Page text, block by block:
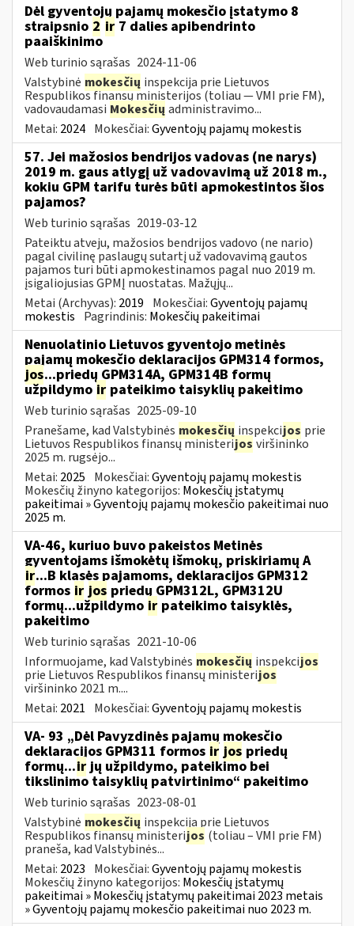
Dėl gyventojų pajamų mokesčio įstatymo 8
straipsnio 2 ir 7 dalies apibendrinto
paaiškinimo
Web turinio sąrašas 2024-11-06
Valstybinė mokesčių inspekcija prie Lietuvos
Respublikos finansų ministerijos (toliau — VMI prie FM),
vadovaudamasi Mokesčių administravimo...
Metai: 2024 Mokesčiai:Gyventojų pajamų mokestis
57. Jei mažosios bendrijos vadovas (ne narys)
2019 m. gaus atlygį už vadovavimą už 2018 m.,
kokiu GPM tarifu turės būti apmokestintos šios
pajamos?
Web turinio sąrašas 2019-03-12
Pateiktu atveju, mažosios bendrijos vadovo (ne nario)
pagal civilinę paslaugų sutartį už vadovavimą gautos
pajamos turi būti apmokestinamos pagal nuo 2019 m.
įsigaliojusias GPMĮ nuostatas. Mažųjų...
Metai (Archyvas): 2019 Mokesčiai:Gyventojų pajamų
mokestis Pagrindinis: Mokesčių pakeitimai
Nenuolatinio Lietuvos gyventojo metinės
pajamų mokesčio deklaracijos GPM314 formos,
jos...priedų GPM314A, GPM314B formų
užpildymo ir pateikimo taisyklių pakeitimo
Web turinio sąrašas 2025-09-10
Pranešame, kad Valstybinės mokesčių inspekcijos prie
Lietuvos Respublikos finansų ministerijos viršininko
2025 m. rugsėjo...
Metai: 2025 Mokesčiai:Gyventojų pajamų mokestis
Mokesčių žinyno kategorijos: Mokesčių įstatymų
pakeitimai » Gyventojų pajamų mokesčio pakeitimai nuo
2025 m.
VA-46, kuriuo buvo pakeistos Metinės
gyventojams išmokėtų išmokų, priskiriamų A
ir...B klasės pajamoms, deklaracijos GPM312
formos ir jos priedų GPM312L, GPM312U
formų...užpildymo ir pateikimo taisyklės,
pakeitimo
Web turinio sąrašas 2021-10-06
Informuojame, kad Valstybinės mokesčių inspekcijos
prie Lietuvos Respublikos finansų ministerijos
viršininko 2021 m....
Metai: 2021 Mokesčiai:Gyventojų pajamų mokestis
VA- 93 „Dėl Pavyzdinės pajamų mokesčio
deklaracijos GPM311 formos ir jos priedų
formų...irjų užpildymo, pateikimo bei
tikslinimo taisyklių patvirtinimo“ pakeitimo
Web turinio sąrašas 2023-08-01
Valstybinė mokesčių inspekcija prie Lietuvos
Respublikos finansų ministerijos (toliau – VMI prie FM)
praneša, kad Valstybinės...
Metai: 2023 Mokesčiai:Gyventojų pajamų mokestis
Mokesčių žinyno kategorijos: Mokesčių įstatymų
pakeitimai » Mokesčių įstatymų pakeitimai 2023 metais
» Gyventojų pajamų mokesčio pakeitimai nuo 2023 m.